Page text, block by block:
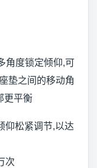
角度锁定倾仰,可
垫之间的移动角
更平衡
仰松紧调节,以达
次